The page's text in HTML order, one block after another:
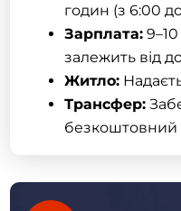
годин (з 6:00
Зарплата:
залежить від
Житло:
Трансфер:
безкоштовний